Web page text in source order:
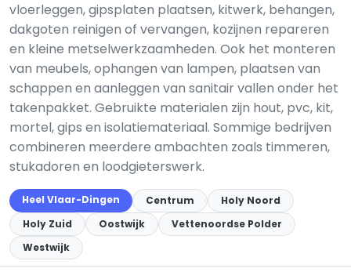
vloerleggen, gipsplaten plaatsen, kitwerk, behangen,
dakgoten reinigen of vervangen, kozijnen repareren
en kleine metselwerkzaamheden. Ook het monteren
van meubels, ophangen van lampen, plaatsen van
schappen en aanleggen van sanitair vallen onder het
takenpakket. Gebruikte materialen zijn hout, pvc, kit,
mortel, gips en isolatiemateriaal. Sommige bedrijven
combineren meerdere ambachten zoals timmeren,
stukadoren en loodgieterswerk.
Heel Vlaar-Dingen Centrum
Holy Noord
Holy Zuid
Oostwijk
Vettenoordse Polder
Westwijk